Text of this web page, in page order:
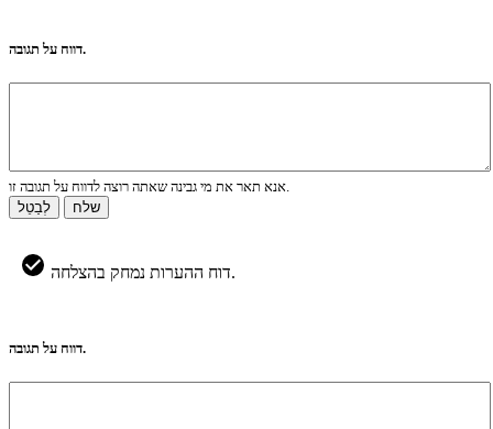
דווח על תגובה.
לְבַטֵל
שלח
דוח ההערות נמחק בהצלחה.
דווח על תגובה.